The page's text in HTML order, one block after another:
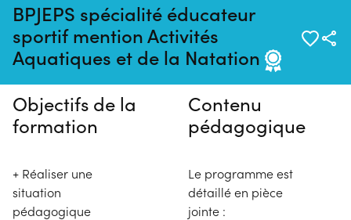
BPJEPS spécialité éducateur
sportif mention Activités
Aquatiques et de la Natation
Pas de session programmée en
ce moment
Objectifs de la
formation
+ Réaliser une
situation
pédagogique
Contenu
pédagogique
Le programme est
détaillé en pièce
jointe :